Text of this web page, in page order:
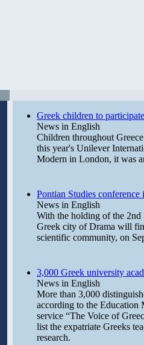
Greek children to
News in English
Children throughout
this year's Unilever
Modern in London, it was
Pontian Studies conference
News in English
With the holding of the 2nd
Greek city of Drama will
scientific community, on
3,000 Greek university
News in English
More than 3,000
according to the Education
service “The Voice of
list the expatriate Greeks
research.